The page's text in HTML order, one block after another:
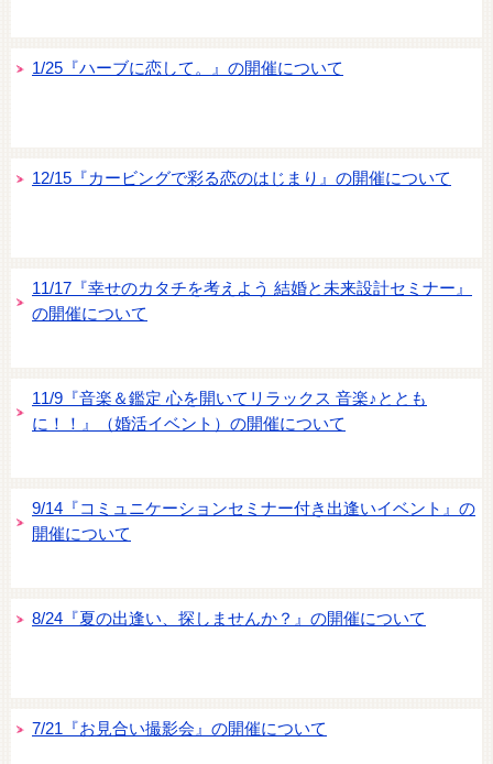
1/25『ハーブに恋して。』の開催について
12/15『カービングで彩る恋のはじまり』の開催について
11/17『幸せのカタチを考えよう 結婚と未来設計セミナー』
の開催について
11/9『音楽＆鑑定 心を開いてリラックス 音楽♪ととも
に！！』（婚活イベント）の開催について
9/14『コミュニケーションセミナー付き出逢いイベント』の
開催について
8/24『夏の出逢い、探しませんか？』の開催について
7/21『お見合い撮影会』の開催について